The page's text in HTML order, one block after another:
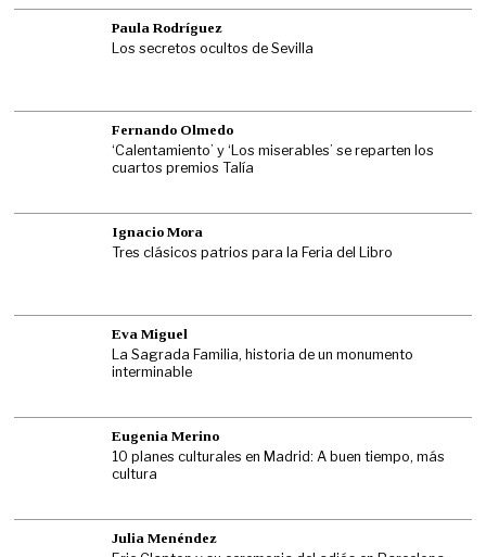
Paula Rodríguez
Los secretos ocultos de Sevilla
Fernando Olmedo
‘Calentamiento’ y ‘Los miserables’ se reparten los
cuartos premios Talía
Ignacio Mora
Tres clásicos patrios para la Feria del Libro
Eva Miguel
La Sagrada Familia, historia de un monumento
interminable
Eugenia Merino
10 planes culturales en Madrid: A buen tiempo, más
cultura
Julia Menéndez